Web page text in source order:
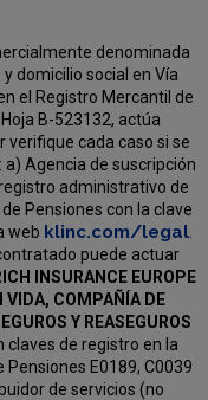
denominada
domicilio social en Vía
el Registro Mercantil de
B-523132, actúa
cada caso si se
a) Agencia de suscripción
administrativo de
Pensiones con la clave
web klinc.com/legal
puede actuar
INSURANCE EUROPE
VIDA, COMPAÑÍA DE
Y REASEGUROS
claves de registro en la
Pensiones E0189, C0039
de servicios (no